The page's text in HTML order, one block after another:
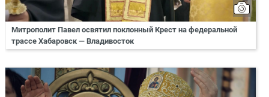
Митрополит Павел освятил поклонный Крест на федеральной
трассе Хабаровск — Владивосток